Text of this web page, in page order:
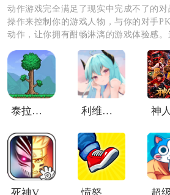
的所有动作均由玩家自己决定。
《校园生活模拟器2》怎么调中文：
动作游戏完全满足了现实中完成不了的
操作来控制你的游戏人物，与你的对手
动作，让你拥有酣畅淋漓的游戏体验感
泰拉瑞亚灾厄 利维坦协议奥德赛